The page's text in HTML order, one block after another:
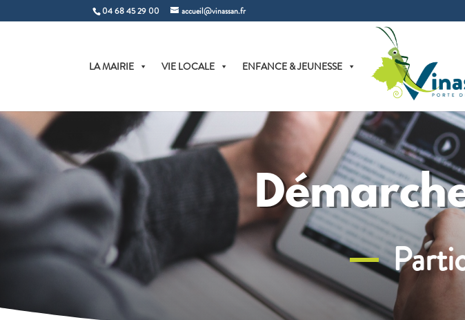
04 68 45 29 00 accueil@vinassan.fr
LA MAIRIE VIE LOCALE ENFANCE & JEUNESSE